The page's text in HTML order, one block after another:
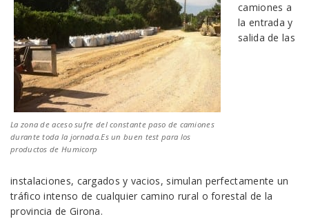
La zona de aceso sufre del constante paso de camiones
durante toda la jornada.Es un buen test para los
productos de Humicorp
camiones a
la entrada y
salida de las
instalaciones, cargados y vacios, simulan perfectamente un
tráfico intenso de cualquier camino rural o forestal de la
provincia de Girona.